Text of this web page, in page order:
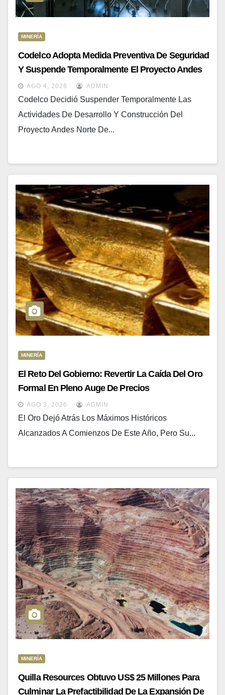
MINERÍA
Codelco Adopta Medida Preventiva De Seguridad
Y Suspende Temporalmente El Proyecto Andes
Norte
AGO 4, 2026 ADMIN
Codelco Decidió Suspender Temporalmente Las
Actividades De Desarrollo Y Construcción Del
Proyecto Andes Norte De...
MINERÍA
El Reto Del Gobierno: Revertir La Caída Del Oro
Formal En Pleno Auge De Precios
AGO 3, 2026 ADMIN
El Oro Dejó Atrás Los Máximos Históricos
Alcanzados A Comienzos De Este Año, Pero Su...
MINERÍA
Quilla Resources Obtuvo US$ 25 Millones Para
Culminar La Prefactibilidad De La Expansión De